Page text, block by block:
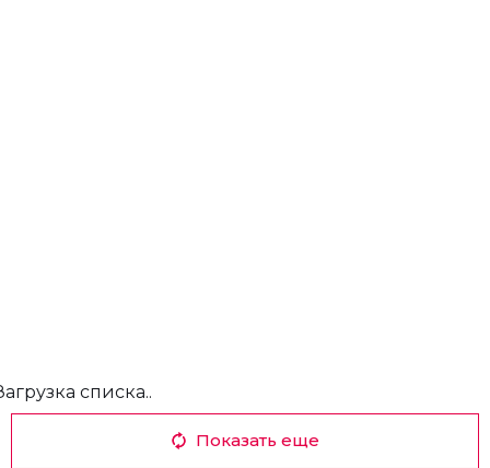
списка..
Показать еще